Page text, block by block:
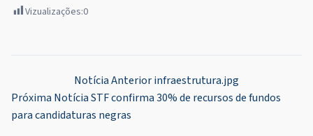
Vizualizações:0
Navegação
de
Notícia Anteriorinfraestrutura.jpg
Próxima NotíciaSTF confirma 30% de recursos de fundos
para candidaturas negras